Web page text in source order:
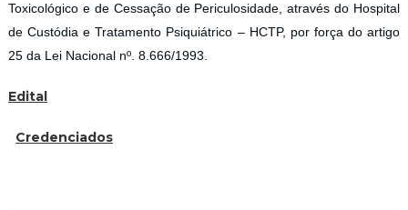
Toxicológico e de Cessação de Periculosidade, através do Hospital
de Custódia e Tratamento Psiquiátrico – HCTP, por força do artigo
25 da Lei Nacional nº. 8.666/1993.
Edital
Credenciados